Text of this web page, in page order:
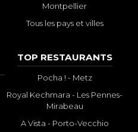
Montpellier
Tous les pays et villes
TOP RESTAURANTS
Pocha ! - Metz
Royal Kechmara - Les Pennes-
Mirabeau
A Vista - Porto-Vecchio